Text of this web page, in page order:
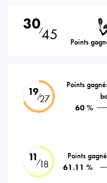
30⁄45 Points
19⁄27
Points
60 %
11⁄18
Points
61.11 %